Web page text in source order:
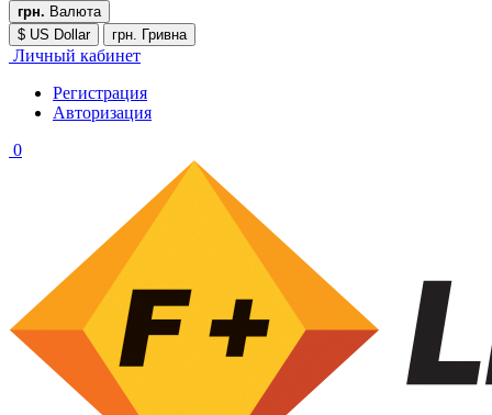
грн. Валюта
$ US Dollar
грн. Гривна
Личный кабинет
Регистрация
Авторизация
0